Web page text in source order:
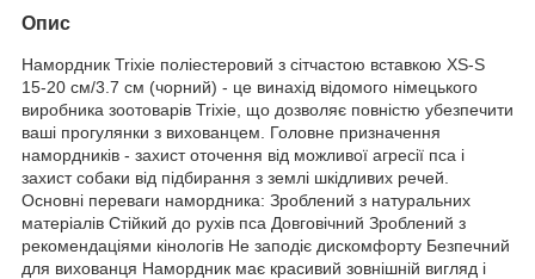
Опис
Намордник Trixie поліестеровий з сітчастою вставкою XS-S
15-20 см/3.7 см (чорний) - це винахід відомого німецького
виробника зоотоварів Trixie, що дозволяє повністю убезпечити
ваші прогулянки з вихованцем. Головне призначення
намордників - захист оточення від можливої агресії пса і
захист собаки від підбирання з землі шкідливих речей.
Основні переваги намордника: Зроблений з натуральних
матеріалів Стійкий до рухів пса Довговічний Зроблений з
рекомендаціями кінологів Не заподіє дискомфорту Безпечний
для вихованця Намордник має красивий зовнішній вигляд і